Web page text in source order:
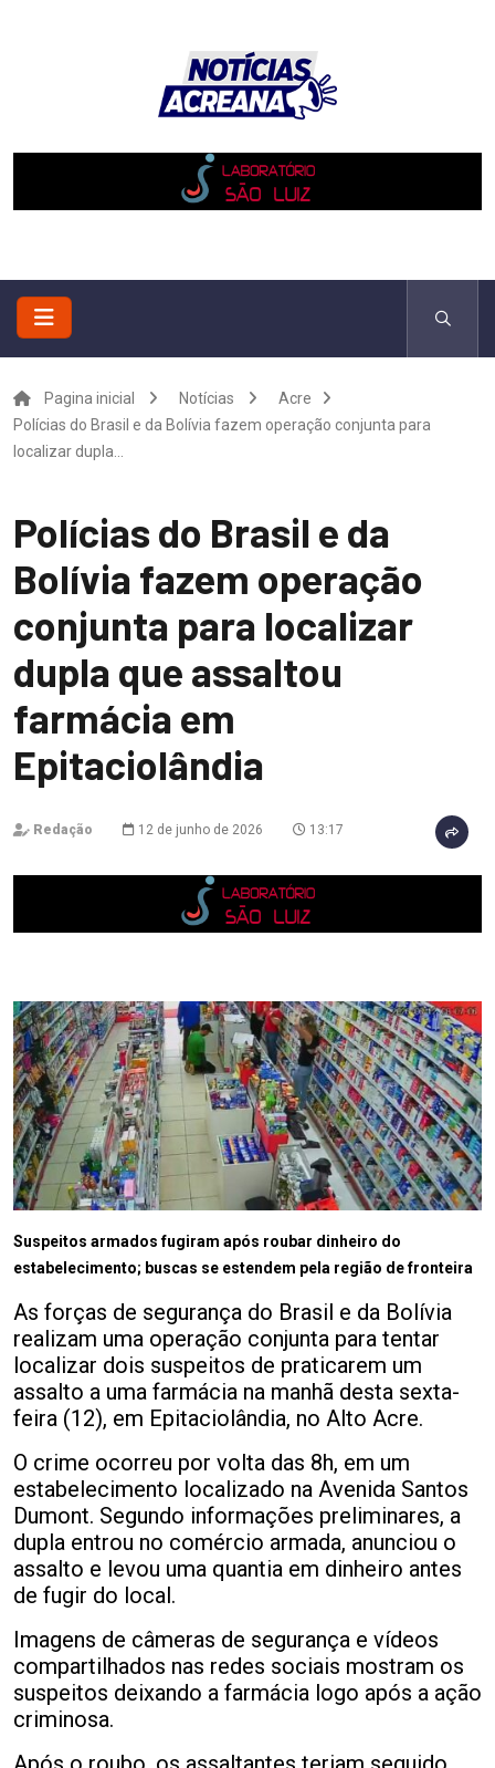
Pagina inicial Notícias
Acre
Polícias do Brasil e da Bolívia fazem operação conjunta para
localizar dupla...
Polícias do Brasil e da
Bolívia fazem operação
conjunta para localizar
dupla que assaltou
farmácia em
Epitaciolândia
Redação 12 de junho de 2026 13:17
Suspeitos armados fugiram após roubar dinheiro do
estabelecimento; buscas se estendem pela região de fronteira
As forças de segurança do Brasil e da Bolívia
realizam uma operação conjunta para tentar
localizar dois suspeitos de praticarem um
assalto a uma farmácia na manhã desta sexta-
feira (12), em Epitaciolândia, no Alto Acre.
O crime ocorreu por volta das 8h, em um
estabelecimento localizado na Avenida Santos
Dumont. Segundo informações preliminares, a
dupla entrou no comércio armada, anunciou o
assalto e levou uma quantia em dinheiro antes
de fugir do local.
Imagens de câmeras de segurança e vídeos
compartilhados nas redes sociais mostram os
suspeitos deixando a farmácia logo após a ação
criminosa.